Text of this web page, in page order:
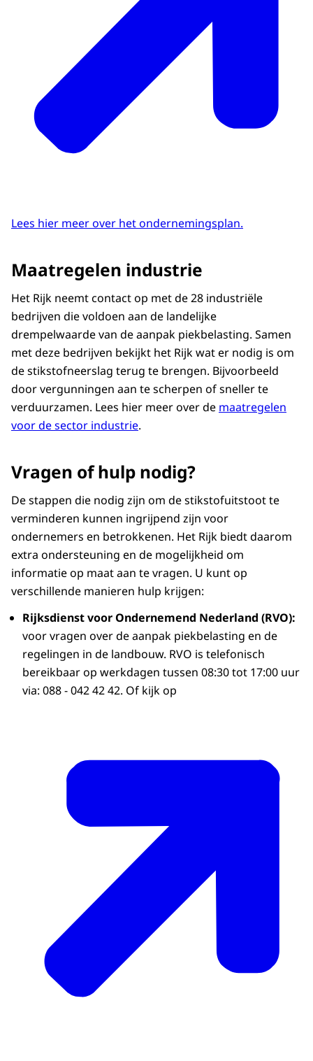
Lees hier meer over het ondernemingsplan.
Maatregelen industrie
Het Rijk neemt contact op met de 28 industriële
bedrijven die voldoen aan de landelijke
drempelwaarde van de aanpak piekbelasting. Samen
met deze bedrijven bekijkt het Rijk wat er nodig is om
de stikstofneerslag terug te brengen. Bijvoorbeeld
door vergunningen aan te scherpen of sneller te
verduurzamen. Lees hier meer over de maatregelen
voor de sector industrie.
Vragen of hulp nodig?
De stappen die nodig zijn om de stikstofuitstoot te
verminderen kunnen ingrijpend zijn voor
ondernemers en betrokkenen. Het Rijk biedt daarom
extra ondersteuning en de mogelijkheid om
informatie op maat aan te vragen. U kunt op
verschillende manieren hulp krijgen:
Rijksdienst voor Ondernemend Nederland (RVO):
voor vragen over de aanpak piekbelasting en de
regelingen in de landbouw. RVO is telefonisch
bereikbaar op werkdagen tussen 08:30 tot 17:00 uur
via: 088 - 042 42 42. Of kijk op